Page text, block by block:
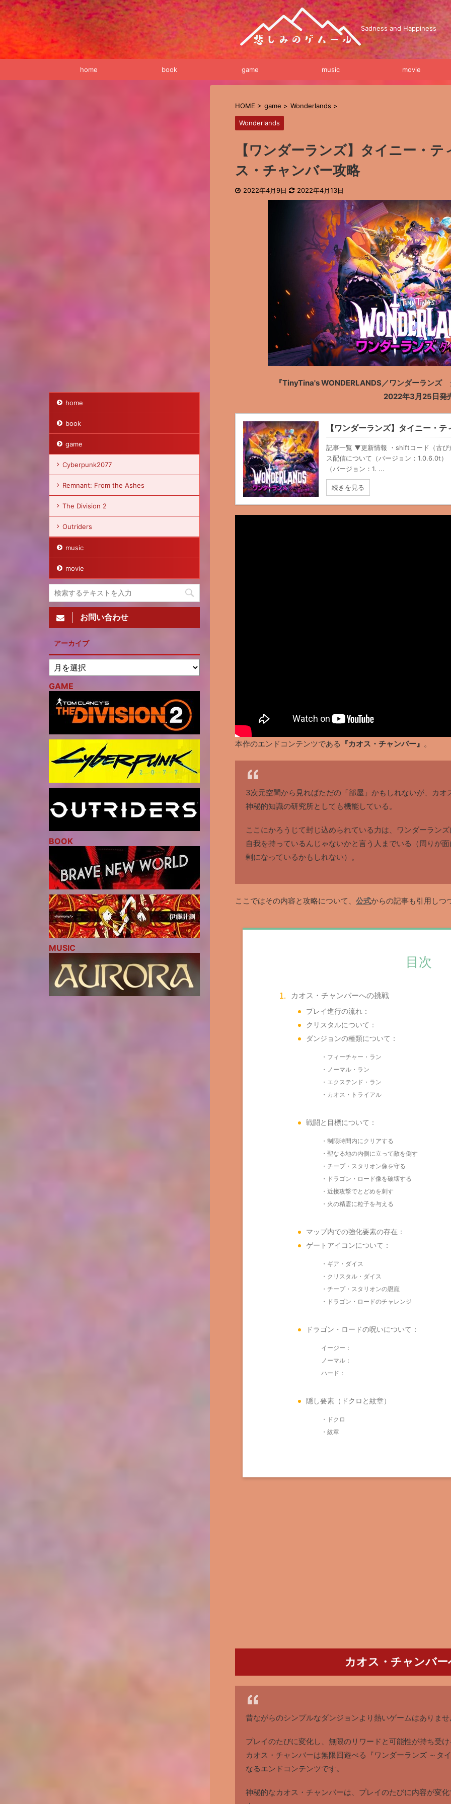
Sadness and Happiness
home book game music movie
HOME > game > Wonderlands >
Wonderlands
【ワンダーランズ】タイニー・
ス・チャンバー攻略
2022年4月9日 2022年4月13日
『TinyTina's WONDERLANDS／ワンダーランズ
2022年3月25日発
【ワンダーランズ】タイニー・
記事一覧 ▼更新情報 ・shiftコード（古び
ス配信について（バージョン：1.0.6.0t
（バージョン：1. ...
続きを見る
本作のエンドコンテンツである 『カオス・チャンバー』 。
3次元空間から見ればただの「部屋」かもしれないが、カ
神秘的知識の研究所としても機能している。
ここにかろうじて封じ込められている力は、ワンダーラン
自我を持っているんじゃないかと言う人までいる（周りが
剰になっているかもしれない）。
ここではその内容と攻略について、 公式からの記事も引用しつ
目次
カオス・チャンバーへの挑戦
プレイ進行の流れ：
クリスタルについて：
ダンジョンの種類について：
・フィーチャー・ラン
・ノーマル・ラン
・エクステンド・ラン
・カオス・トライアル
戦闘と目標について：
・制限時間内にクリアする
・聖なる地の内側に立って敵を倒す
・チープ・スタリオン像を守る
・ドラゴン・ロード像を破壊する
・近接攻撃でとどめを刺す
・火の精霊に粒子を与える
マップ内での強化要素の存在：
ゲートアイコンについて：
・ギア・ダイス
・クリスタル・ダイス
・チープ・スタリオンの恩寵
・ドラゴン・ロードのチャレンジ
ドラゴン・ロードの呪いについて：
イージー：
ノーマル：
ハード：
隠し要素（ドクロと紋章）
・ドクロ
・紋章
カオス・チャンバー
昔ながらのシンプルなダンジョンより熱いゲームはありま
プレイのたびに変化し、無限のリワードと可能性が持ち受
カオス・チャンバーは無限回遊べる『ワンダーランズ ～タ
なるエンドコンテンツです。
神秘的なカオス・チャンバーは、プレイのたびに内容が変
home
book
game
Cyberpunk2077
Remnant: From the Ashes
The Division 2
Outriders
music
movie
お問い合わせ
アーカイブ
GAME
BOOK
MUSIC